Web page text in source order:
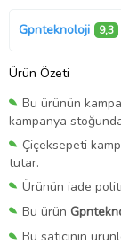
Gpnteknoloji 9,3
Ürün Özeti
Bu ürünün
kampanya
Çiçeksepeti
tutar.
Ürünün iade
Bu ürün
Bu satıcının